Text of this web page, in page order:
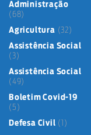
Administração
(68)
Agricultura (32)
Assistência Social
(3)
Assistência Social
(49)
Boletim Covid-19
(5)
Defesa Civil (1)